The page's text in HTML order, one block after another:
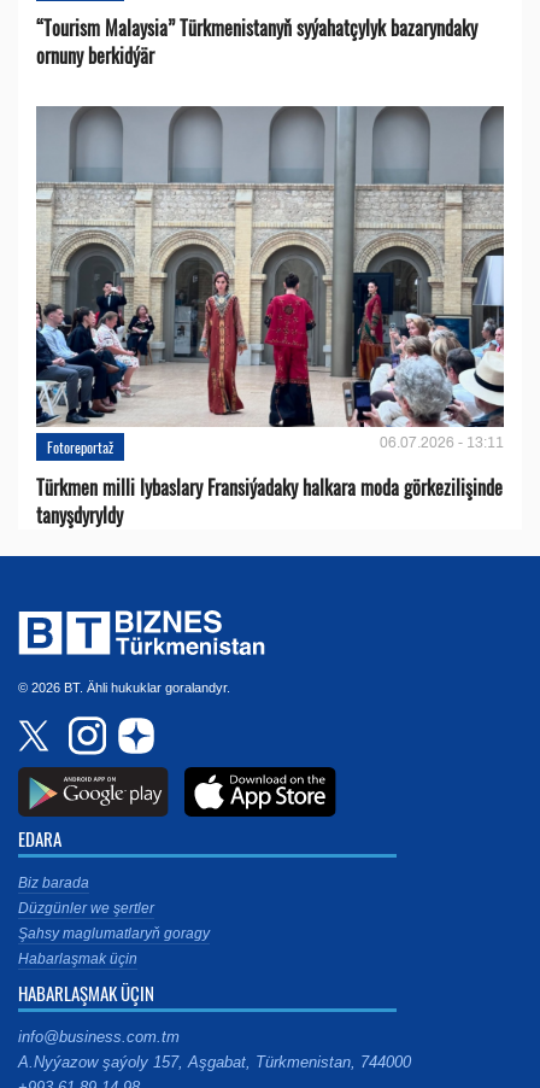
“Tourism Malaysia” Türkmenistanyň syýahatçylyk bazaryndaky
ornuny berkidýär
Fotoreportaž 06.07.2026 - 13:11
Türkmen milli lybaslary Fransiýadaky halkara moda görkezilişinde
tanyşdyryldy
© 2026 BT. Ähli hukuklar goralandyr.
EDARA
Biz barada
Düzgünler we şertler
Şahsy maglumatlaryň goragy
Habarlaşmak üçin
HABARLAŞMAK ÜÇIN
info@business.com.tm
A.Nyýazow şaýoly 157, Aşgabat, Türkmenistan, 744000